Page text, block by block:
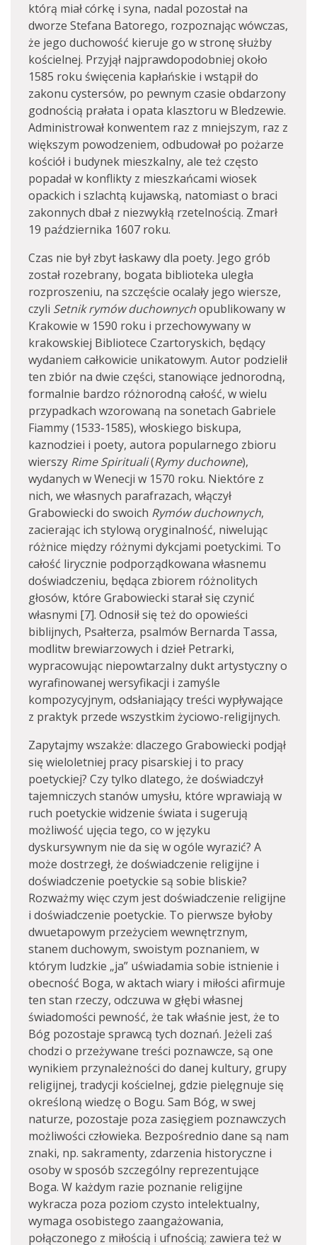
którą miał córkę i syna, nadal pozostał na
dworze Stefana Batorego, rozpoznając wówczas,
że jego duchowość kieruje go w stronę służby
kościelnej. Przyjął najprawdopodobniej około
1585 roku święcenia kapłańskie i wstąpił do
zakonu cystersów, po pewnym czasie obdarzony
godnością prałata i opata klasztoru w Bledzewie.
Administrował konwentem raz z mniejszym, raz z
większym powodzeniem, odbudował po pożarze
kościół i budynek mieszkalny, ale też często
popadał w konflikty z mieszkańcami wiosek
opackich i szlachtą kujawską, natomiast o braci
zakonnych dbał z niezwykłą rzetelnością. Zmarł
19 października 1607 roku.
Czas nie był zbyt łaskawy dla poety. Jego grób
został rozebrany, bogata biblioteka uległa
rozproszeniu, na szczęście ocalały jego wiersze,
czyli Setnik rymów duchownychopublikowany w
Krakowie w 1590 roku i przechowywany w
krakowskiej Bibliotece Czartoryskich, będący
wydaniem całkowicie unikatowym. Autor podzielił
ten zbiór na dwie części, stanowiące jednorodną,
formalnie bardzo różnorodną całość, w wielu
przypadkach wzorowaną na sonetach Gabriele
Fiammy (1533-1585), włoskiego biskupa,
kaznodziei i poety, autora popularnego zbioru
wierszy Rime Spirituali(Rymy duchowne),
wydanych w Wenecji w 1570 roku. Niektóre z
nich, we własnych parafrazach, włączył
Grabowiecki do swoich Rymów duchownych,
zacierając ich stylową oryginalność, niwelując
różnice między różnymi dykcjami poetyckimi. To
całość lirycznie podporządkowana własnemu
doświadczeniu, będąca zbiorem różnolitych
głosów, które Grabowiecki starał się czynić
własnymi [7]. Odnosił się też do opowieści
biblijnych, Psałterza, psalmów Bernarda Tassa,
modlitw brewiarzowych i dzieł Petrarki,
wypracowując niepowtarzalny dukt artystyczny o
wyrafinowanej wersyfikacji i zamyśle
kompozycyjnym, odsłaniający treści wypływające
z praktyk przede wszystkim życiowo-religijnych.
Zapytajmy wszakże: dlaczego Grabowiecki podjął
się wieloletniej pracy pisarskiej i to pracy
poetyckiej? Czy tylko dlatego, że doświadczył
tajemniczych stanów umysłu, które wprawiają w
ruch poetyckie widzenie świata i sugerują
możliwość ujęcia tego, co w języku
dyskursywnym nie da się w ogóle wyrazić? A
może dostrzegł, że doświadczenie religijne i
doświadczenie poetyckie są sobie bliskie?
Rozważmy więc czym jest doświadczenie religijne
i doświadczenie poetyckie. To pierwsze byłoby
dwuetapowym przeżyciem wewnętrznym,
stanem duchowym, swoistym poznaniem, w
którym ludzkie „ja” uświadamia sobie istnienie i
obecność Boga, w aktach wiary i miłości afirmuje
ten stan rzeczy, odczuwa w głębi własnej
świadomości pewność, że tak właśnie jest, że to
Bóg pozostaje sprawcą tych doznań. Jeżeli zaś
chodzi o przeżywane treści poznawcze, są one
wynikiem przynależności do danej kultury, grupy
religijnej, tradycji kościelnej, gdzie pielęgnuje się
określoną wiedzę o Bogu. Sam Bóg, w swej
naturze, pozostaje poza zasięgiem poznawczych
możliwości człowieka. Bezpośrednio dane są nam
znaki, np. sakramenty, zdarzenia historyczne i
osoby w sposób szczególny reprezentujące
Boga. W każdym razie poznanie religijne
wykracza poza poziom czysto intelektualny,
wymaga osobistego zaangażowania,
połączonego z miłością i ufnością; zawiera też w